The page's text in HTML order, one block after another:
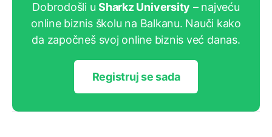
Dobrodošli uSharkz University – najveću
online biznis školu na Balkanu. Nauči kako
da započneš svoj online biznis već danas.
Registruj se sada